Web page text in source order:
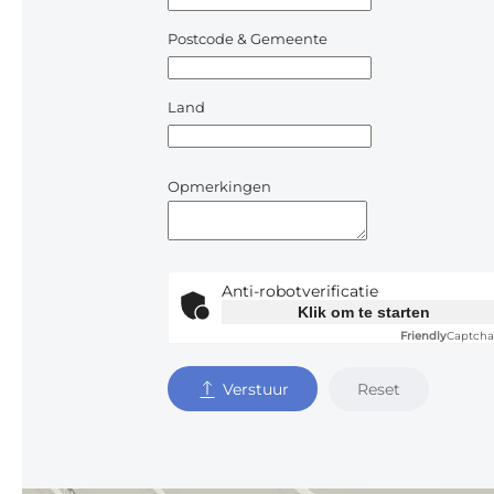
Postcode & Gemeente
Land
Opmerkingen
Anti-robotverificatie
Klik om te starten
Friendly
Verstuur Reset